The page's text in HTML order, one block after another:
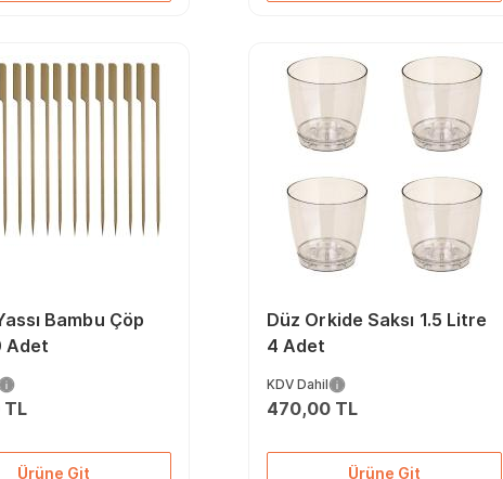
Bambu Çöp
Adet
Ürüne Git
Düz Orkide Saksı 1.5 Litre
4 Adet
KDV Dahil
470,00 TL
Ürüne Git